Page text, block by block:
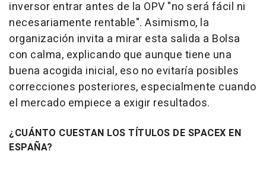
inversor entrar antes de la OPV "no será fácil ni
necesariamente rentable". Asimismo, la
organización invita a mirar esta salida a Bolsa
con calma, explicando que aunque tiene una
buena acogida inicial, eso no evitaría posibles
correcciones posteriores, especialmente cuando
el mercado empiece a exigir resultados.
¿CUÁNTO CUESTAN LOS TÍTULOS DE SPACEX EN
ESPAÑA?